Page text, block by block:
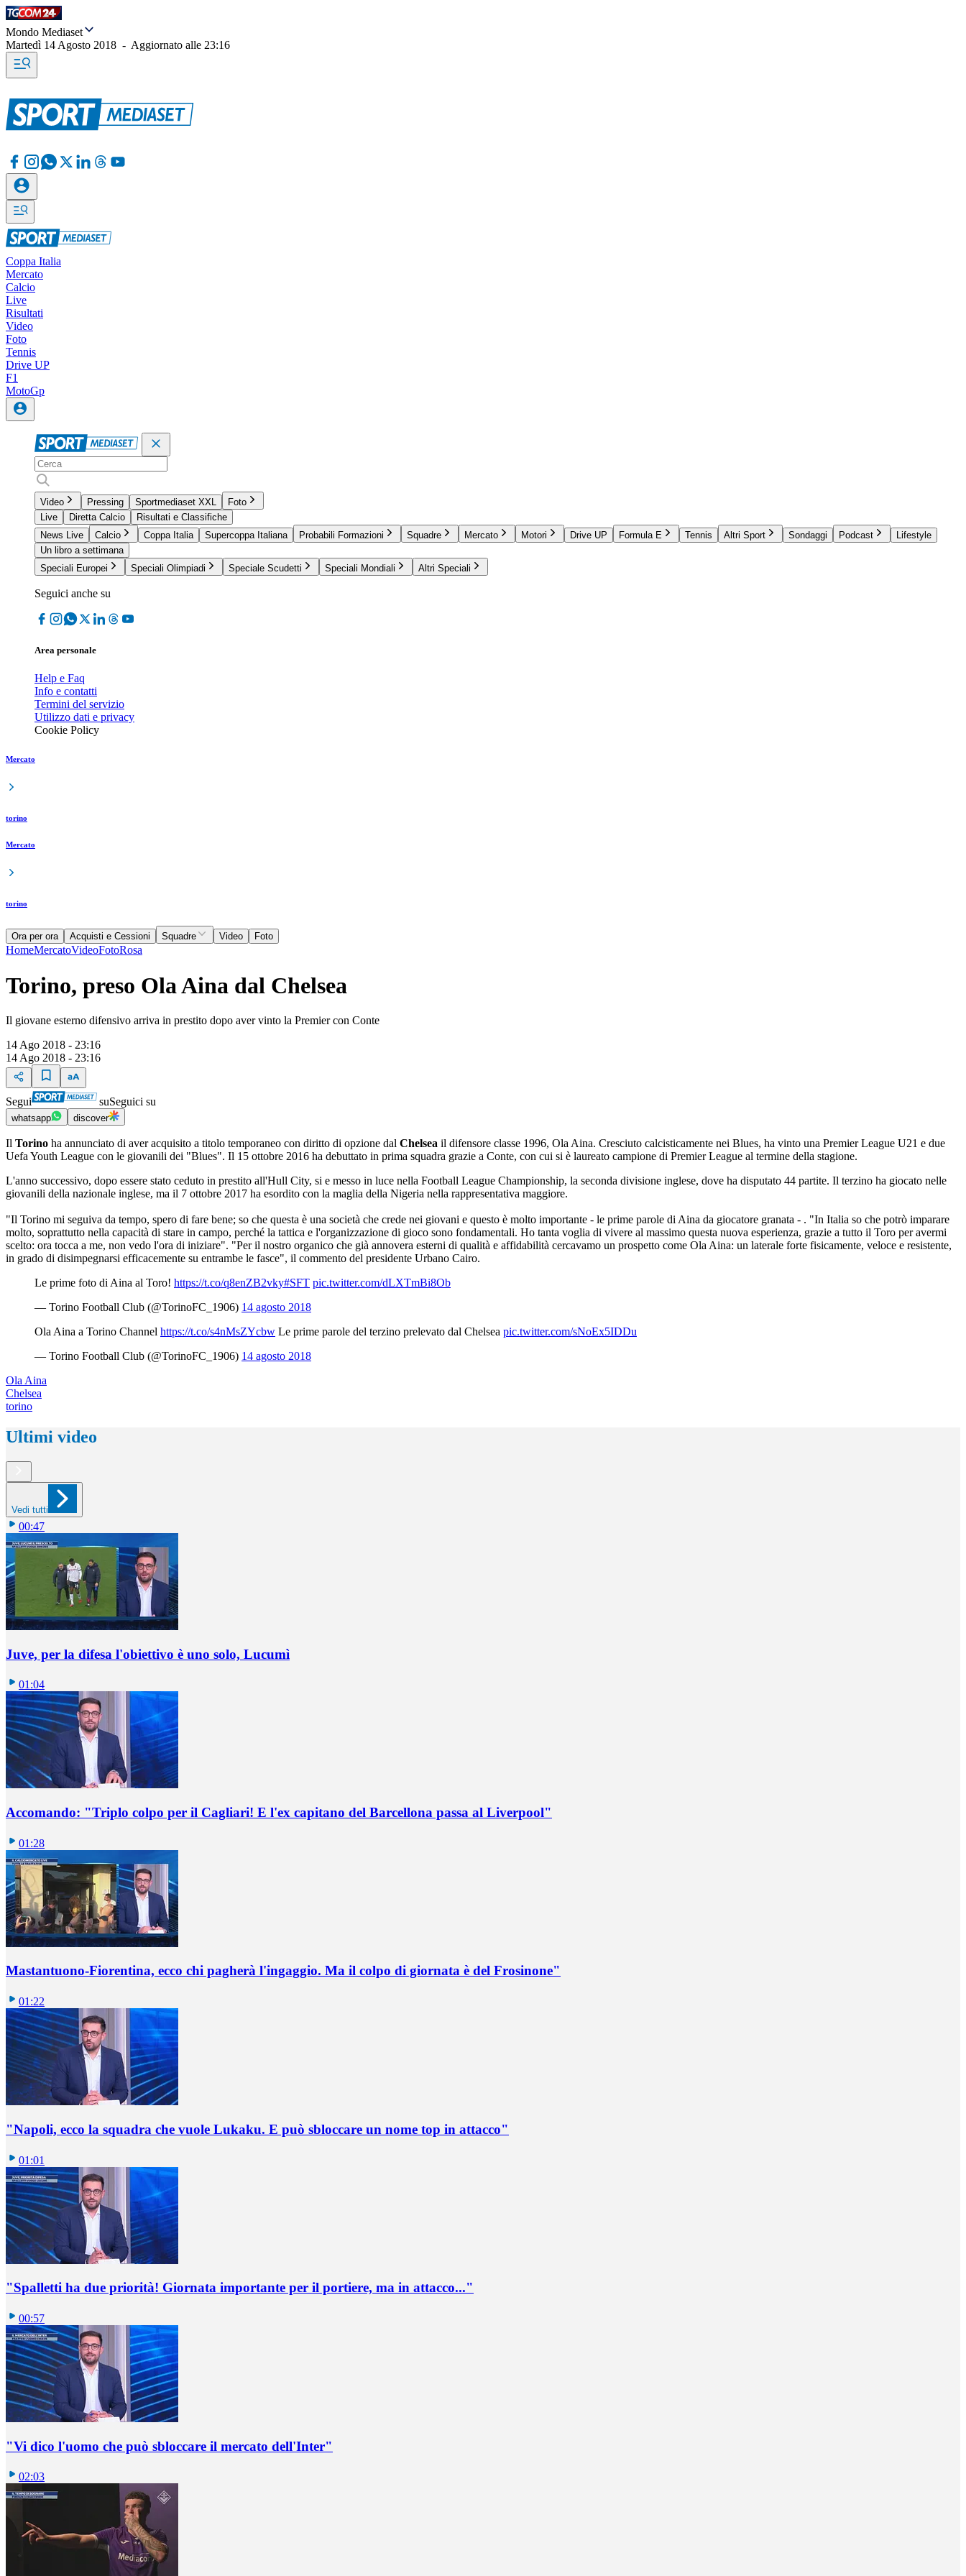
Mondo Mediaset
Martedì 14 Agosto 2018 - Aggiornato alle 23:16
Coppa Italia
Mercato
Calcio
Live
Risultati
Video
Foto
Tennis
Drive UP
F1
MotoGp
Video Pressing Sportmediaset XXL
Foto
Live
Diretta Calcio
Risultati e Classifiche
News Live
Calcio Coppa Italia Supercoppa Italiana Probabili Formazioni Squadre Mercato Motori Drive UP Formula E Tennis Altri Sport Sondaggi Podcast
Lifestyle
Un libro a settimana
Speciali Europei
Speciali Olimpiadi Speciale Scudetti Speciali Mondiali Altri Speciali
Seguici anche su
Area personale
Help e Faq
Info e contatti
Termini del servizio
Utilizzo dati e privacy
Cookie Policy
Mercato
torino
Mercato
torino
Ora per ora Acquisti e Cessioni Squadre Video Foto
HomeMercatoVideoFotoRosa
Torino, preso Ola Aina dal Chelsea
Il giovane esterno difensivo arriva in prestito dopo aver vinto la Premier con Conte
14 Ago 2018 - 23:16
14 Ago 2018 - 23:16
Segui suSeguici su
whatsapp discover
Il Torino ha annunciato di aver acquisito a titolo temporaneo con diritto di opzione dal Chelsea il difensore classe 1996, Ola Aina. Cresciuto calcisticamente nei Blues, ha vinto una Premier League U21 e due
Uefa Youth League con le giovanili dei "Blues". Il 15 ottobre 2016 ha debuttato in prima squadra grazie a Conte, con cui si è laureato campione di Premier League al termine della stagione.
L'anno successivo, dopo essere stato ceduto in prestito all'Hull City, si e messo in luce nella Football League Championship, la seconda divisione inglese, dove ha disputato 44 partite. Il terzino ha giocato nelle
giovanili della nazionale inglese, ma il 7 ottobre 2017 ha esordito con la maglia della Nigeria nella rappresentativa maggiore.
"Il Torino mi seguiva da tempo, spero di fare bene; so che questa è una società che crede nei giovani e questo è molto importante - le prime parole di Aina da giocatore granata - . "In Italia so che potrò imparare
molto, soprattutto nella capacità di stare in campo, perché la tattica e l'organizzazione di gioco sono fondamentali. Ho tanta voglia di vivere al massimo questa nuova esperienza, grazie a tutto il Toro per avermi
scelto: ora tocca a me, non vedo l'ora di iniziare". "Per il nostro organico che già annovera esterni di qualità e affidabilità cercavamo un prospetto come Ola Aina: un laterale forte fisicamente, veloce e resistente,
in grado di disimpegnarsi efficacemente su entrambe le fasce", il commento del presidente Urbano Cairo.
Le prime foto di Aina al Toro! https://t.co/q8enZB2vky#SFT pic.twitter.com/dLXTmBi8Ob
— Torino Football Club (@TorinoFC_1906) 14 agosto 2018
Ola Aina a Torino Channel https://t.co/s4nMsZYcbw Le prime parole del terzino prelevato dal Chelsea pic.twitter.com/sNoEx5IDDu
— Torino Football Club (@TorinoFC_1906) 14 agosto 2018
Ola Aina
Chelsea
torino
Ultimi video
Vedi tutti
00:47
Juve, per la difesa l'obiettivo è uno solo, Lucumì
01:04
Accomando: "Triplo colpo per il Cagliari! E l'ex capitano del Barcellona passa al Liverpool"
01:28
Mastantuono-Fiorentina, ecco chi pagherà l'ingaggio. Ma il colpo di giornata è del Frosinone"
01:22
"Napoli, ecco la squadra che vuole Lukaku. E può sbloccare un nome top in attacco"
01:01
"Spalletti ha due priorità! Giornata importante per il portiere, ma in attacco..."
00:57
"Vi dico l'uomo che può sbloccare il mercato dell'Inter"
02:03